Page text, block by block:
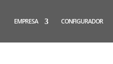
EMPRESA CONFIGURADOR